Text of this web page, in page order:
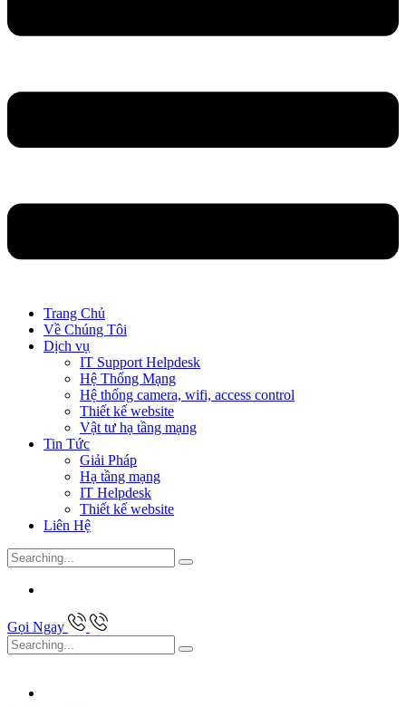
Trang Chủ
Về Chúng Tôi
Dịch vụ
IT Support Helpdesk
Hệ Thống Mạng
Hệ thống camera, wifi, access control
Thiết kế website
Vật tư hạ tầng mạng
Tin Tức
Giải Pháp
Hạ tầng mạng
IT Helpdesk
Thiết kế website
Liên Hệ
Search
for:
Gọi Ngay
Search
for: